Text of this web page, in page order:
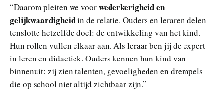
“Daarom pleiten we voorwederkerigheid en
gelijkwaardigheidin de relatie. Ouders en leraren delen
tenslotte hetzelfde doel: de ontwikkeling van het kind.
Hun rollen vullen elkaar aan. Als leraar ben jij de expert
in leren en didactiek. Ouders kennen hun kind van
binnenuit: zij zien talenten, gevoeligheden en drempels
die op school niet altijd zichtbaar zijn.”